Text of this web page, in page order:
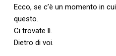
Ecco, se c’è un momento in
questo.
Ci trovate lì.
Dietro di voi.